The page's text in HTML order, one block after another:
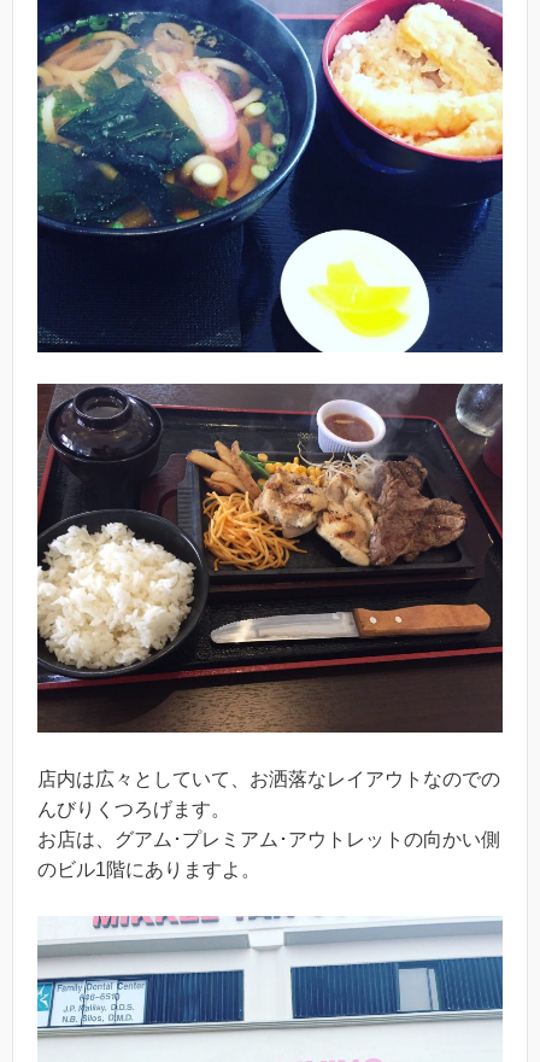
店内は広々としていて、お洒落なレイアウトなのでの
んびりくつろげます。
お店は、グアム･プレミアム･アウトレットの向かい側
のビル1階にありますよ。